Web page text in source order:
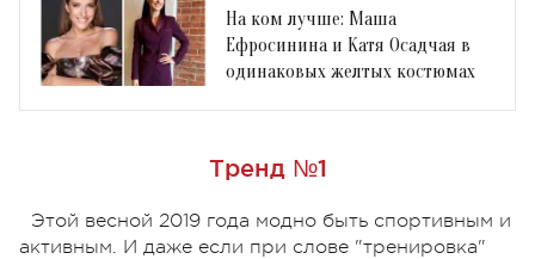
На ком лучше: Маша
Ефросинина и Катя Осадчая в
одинаковых желтых костюмах
Тренд №1
Этой весной 2019 года модно быть спортивным и
активным. И даже если при слове "тренировка"